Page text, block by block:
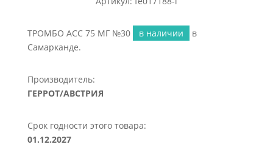
ТРОМБО АСС 75 МГ №30 в наличии
в
Самарканде.
Производитель:
ГЕРРОТ/АВСТРИЯ
Срок годности этого товара:
01.12.2027